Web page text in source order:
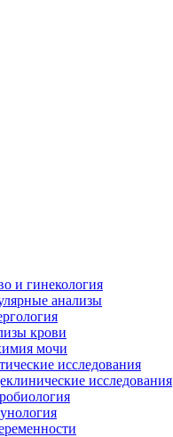
и гинекология
анализы
крови
мочи
исследования
исследования